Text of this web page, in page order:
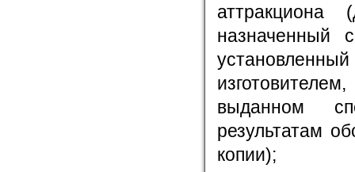
аттракциона
назначенный
выданном
результатам
копии);